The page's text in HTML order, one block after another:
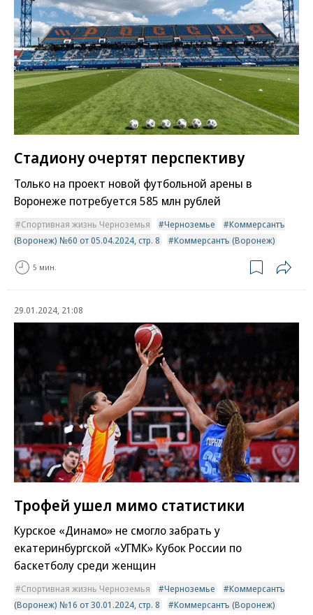
Стадиону очертят перспективу
Только на проект новой футбольной арены в
Воронеже потребуется 585 млн рублей
Спортивная жизнь Черноземья Черноземье
Коммерсантъ
(Воронеж) №60 от 05.04.2024, стр. 8
Коммерсантъ (Воронеж)
5 мин.
29.01.2024, 21:08
Трофей ушел мимо статистики
Курское «Динамо» не смогло забрать у
екатеринбургской «УГМК» Кубок России по
баскетболу среди женщин
Спортивная жизнь Черноземья Черноземье
Коммерсантъ
(Воронеж) №16 от 30.01.2024, стр. 8
Коммерсантъ (Воронеж)